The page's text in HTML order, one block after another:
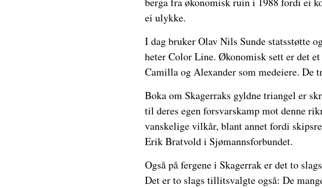
ei ulykke.
I dag bruker Olav Nils Sunde statsstøtte
heter Color Line. Økonomisk sett er det
Camilla og Alexander som medeiere.
Boka om Skagerraks gyldne triangel er
til deres egen forsvarskamp mot denne
vanskelige vilkår, blant annet fordi
Erik Bratvold i Sjømannsforbundet.
Også på fergene i Skagerrak er det to
Det er to slags tillitsvalgte også: De